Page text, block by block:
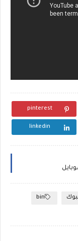
pinterest
linkedin
bin